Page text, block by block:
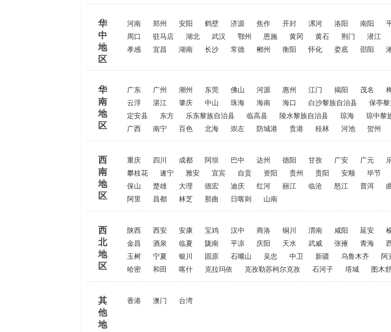
华
中
地
区
河南 郑州 安阳 鹤壁 济源 焦作 开封 漯河 洛阳 南阳
周口
驻马店 湖北 武汉 鄂州 恩施 黄冈 黄石 荆门 潜江
孝感
宜昌 湖南 长沙 常德 郴州 衡阳 怀化 娄底 邵阳
华
南
地
区
广东 广州 潮州 东莞 佛山 河源 惠州 江门 揭阳 茂名
云浮
湛江 肇庆 中山 珠海 海南 海口 白沙黎族自治县 保亭
定安县
东方 乐东黎族自治县 临高县 陵水黎族自治县 琼海 琼中黎
广西
南宁 百色 北海 崇左 防城港 贵港 桂林 河池 贺州
西
南
地
区
重庆 四川 成都 阿坝 巴中 达州 德阳 甘孜 广安 广元
攀枝花
遂宁 雅安 宜宾 自贡 资阳 贵州 贵阳 安顺 毕节
保山
楚雄 大理 德宏 迪庆 红河 丽江 临沧 怒江 普洱
阿里
昌都 林芝 那曲 日喀则 山南
西
北
地
区
陕西 西安 安康 宝鸡 汉中 商洛 铜川 渭南 咸阳 延安
金昌
酒泉 临夏 陇南 平凉 庆阳 天水 武威 张掖 青海
玉树
宁夏 银川 固原 石嘴山 吴忠 中卫 新疆 乌鲁木齐 阿
哈密
和田 喀什 克拉玛依 克孜勒苏柯尔克孜 石河子 塔城 图木
其
他
地
香港 澳门 台湾